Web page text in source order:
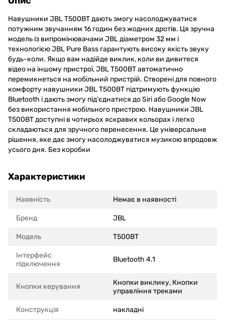
Навушники JBL T500BT дають змогу насолоджуватися
потужним звучанням 16 годин без жодних дротів. Ця зручна
модель із випромінювачами JBL діаметром 32 мм і
технологією JBL Pure Bass гарантують високу якість звуку
будь-коли. Якщо вам надійде виклик, коли ви дивитеся
відео на іншому пристрої, JBL T500BT автоматично
перемикнеться на мобільний пристрій. Створені для повного
комфорту навушники JBL T500BT підтримують функцію
Bluetooth і дають змогу під'єднатися до Siri або Google Now
без використання мобільного пристрою. Навушники JBL
T500BT доступні в чотирьох яскравих кольорах і легко
складаються для зручного перенесення. Це універсальне
рішення, яке дає змогу насолоджуватися музикою впродовж
усього дня. Без коробки
Характеристики
Наявність Немає в наявності
Бренд JBL
Модель T500BT
Інтерфейс
підключення
Bluetooth 4.1
Кнопки керування
Кнопки виклику, Кнопки
управління треками
Конструкція накладні